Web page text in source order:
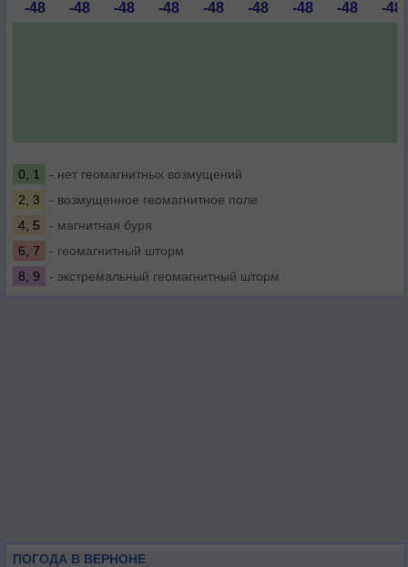
-48 -48 -48 -48 -48 -48 -48 -48 -48
0, 1
- нет геомагнитных возмущений
2, 3
- возмущенное геомагнитное поле
4, 5
- магнитная буря
6, 7
- геомагнитный шторм
8, 9
- экстремальный геомагнитный шторм
ПОГОДА В ВЕРНОНЕ